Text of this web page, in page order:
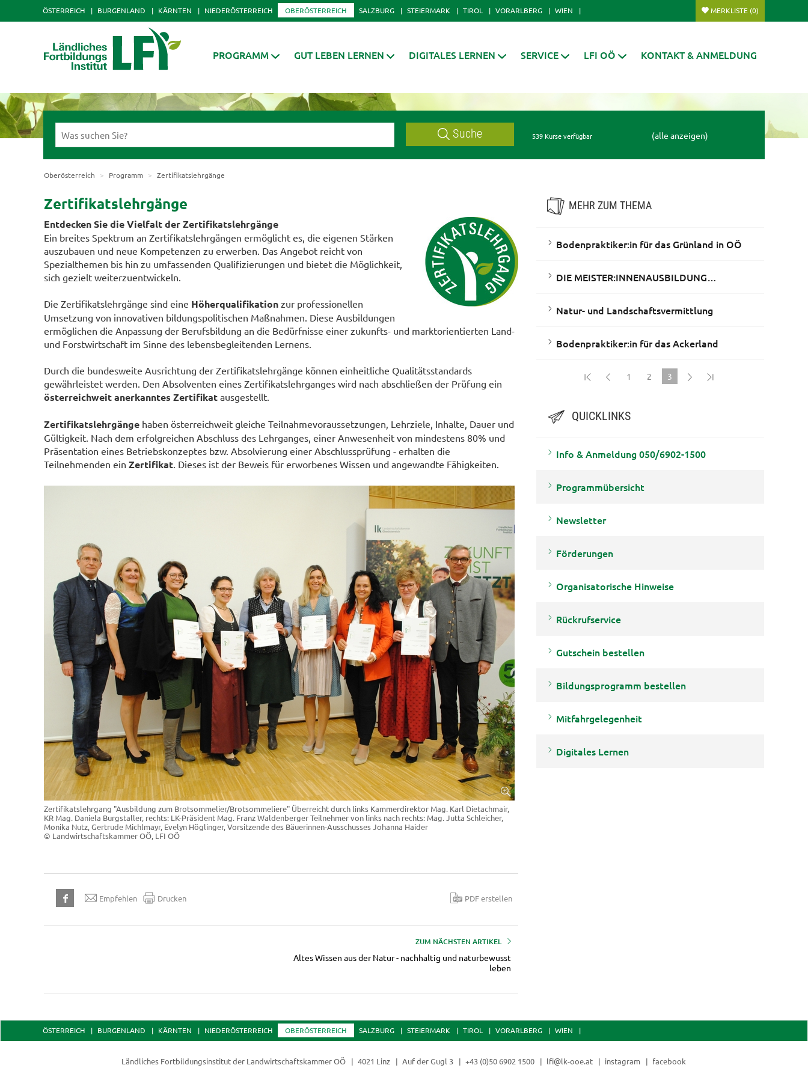
ÖSTERREICH BURGENLAND KÄRNTEN NIEDERÖSTERREICH OBERÖSTERREICH SALZBURG STEIERMARK TIROL VORARLBERG WIEN MERKLISTE (0)
PROGRAMM GUT LEBEN LERNEN DIGITALES LERNEN SERVICE LFI OÖ KONTAKT & ANMELDUNG
Suche 539 Kurse verfügbar (alle anzeigen)
Oberösterreich Programm Zertifikatslehrgänge
Zertifikatslehrgänge
Entdecken Sie die Vielfalt der Zertifikatslehrgänge
Ein breites Spektrum an Zertifikatslehrgängen ermöglicht es, die eigenen Stärken
auszubauen und neue Kompetenzen zu erwerben. Das Angebot reicht von
Spezialthemen bis hin zu umfassenden Qualifizierungen und bietet die Möglichkeit,
sich gezielt weiterzuentwickeln.
Die Zertifikatslehrgänge sind eine Höherqualifikationzur professionellen
Umsetzung von innovativen bildungspolitischen Maßnahmen. Diese Ausbildungen
ermöglichen die Anpassung der Berufsbildung an die Bedürfnisse einer zukunfts- und marktorientierten Land-
und Forstwirtschaft im Sinne des lebensbegleitenden Lernens.
Durch die bundesweite Ausrichtung der Zertifikatslehrgänge können einheitliche Qualitätsstandards
gewährleistet werden. Den Absolventen eines Zertifikatslehrganges wird nach abschließen der Prüfung ein
österreichweit anerkanntes Zertifikatausgestellt.
Zertifikatslehrgängehaben österreichweit gleiche Teilnahmevoraussetzungen, Lehrziele, Inhalte, Dauer und
Gültigkeit. Nach dem erfolgreichen Abschluss des Lehrganges, einer Anwesenheit von mindestens 80% und
Präsentation eines Betriebskonzeptes bzw. Absolvierung einer Abschlussprüfung - erhalten die
Teilnehmenden ein Zertifikat. Dieses ist der Beweis für erworbenes Wissen und angewandte Fähigkeiten.
Zertifikatslehrgang "Ausbildung zum Brotsommelier/Brotsommeliere" Überreicht durch links Kammerdirektor Mag. Karl Dietachmair,
KR Mag. Daniela Burgstaller, rechts: LK-Präsident Mag. Franz Waldenberger Teilnehmer von links nach rechts: Mag. Jutta Schleicher,
Monika Nutz, Gertrude Michlmayr, Evelyn Höglinger, Vorsitzende des Bäuerinnen-Ausschusses Johanna Haider
© Landwirtschaftskammer OÖ, LFI OÖ
Empfehlen Drucken PDF erstellen
ZUM NÄCHSTEN ARTIKEL
Altes Wissen aus der Natur - nachhaltig und naturbewusst
leben
MEHR ZUM THEMA
Bodenpraktiker:in für das Grünland in OÖ
DIE MEISTER:INNENAUSBILDUNG…
Natur- und Landschaftsvermittlung
Bodenpraktiker:in für das Ackerland
1 2
3
QUICKLINKS
Info & Anmeldung 050/6902-1500
Programmübersicht
Newsletter
Förderungen
Organisatorische Hinweise
Rückrufservice
Gutschein bestellen
Bildungsprogramm bestellen
Mitfahrgelegenheit
Digitales Lernen
ÖSTERREICH BURGENLAND KÄRNTEN NIEDERÖSTERREICH OBERÖSTERREICH SALZBURG STEIERMARK TIROL VORARLBERG WIEN
Ländliches Fortbildungsinstitut der Landwirtschaftskammer OÖ 4021 Linz Auf der Gugl 3 +43 (0)50 6902 1500 lfi@lk-ooe.at instagram facebook